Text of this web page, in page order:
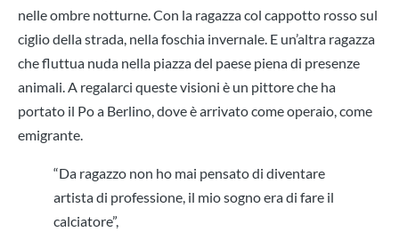
nelle ombre notturne. Con la ragazza col cappotto rosso sul
ciglio della strada, nella foschia invernale. E un’altra ragazza
che fluttua nuda nella piazza del paese piena di presenze
animali. A regalarci queste visioni è un pittore che ha
portato il Po a Berlino, dove è arrivato come operaio, come
emigrante.
“Da ragazzo non ho mai pensato di diventare
artista di professione, il mio sogno era di fare il
calciatore”,